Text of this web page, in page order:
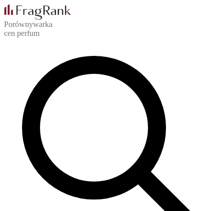
Porównywarka
cen perfum